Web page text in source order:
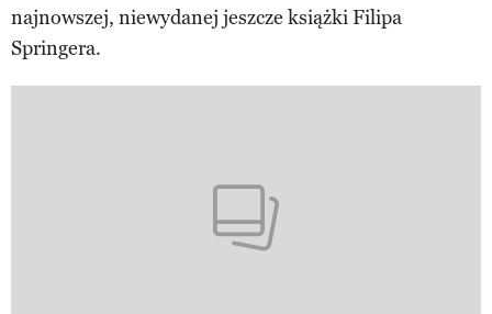
najnowszej, niewydanej jeszcze książki Filipa
Springera.